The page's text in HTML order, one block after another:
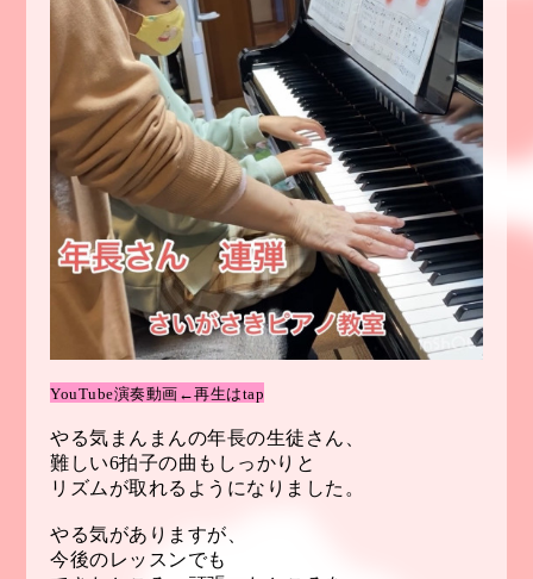
YouTube演奏動画 ←再生はtap
やる気まんまんの年長の生徒さん、
難しい6拍子の曲もしっかりと
リズムが取れるようになりました。
やる気がありますが、
今後のレッスンでも